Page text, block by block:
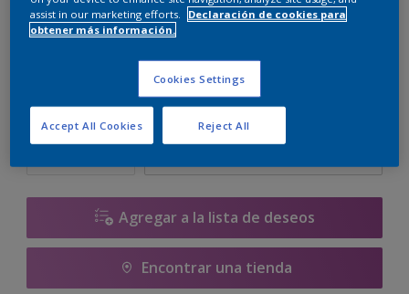
Tamaño
Cantidad Calculadora de pintura
Agregar a la lista de deseos
Encontrar una tienda
assist in our marketing efforts.
Declaración de cookies para
obtener más información.
Cookies Settings
Reject All
Accept All Cookies